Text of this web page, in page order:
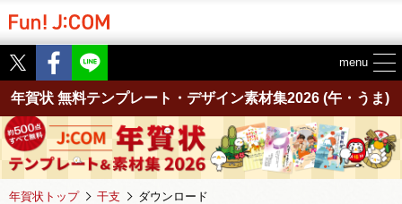
Twitter Facebook
menu
年賀状 無料テンプレート・デザイン素材集2026 (午・うま)
年賀状トップ 干支 ダウンロード